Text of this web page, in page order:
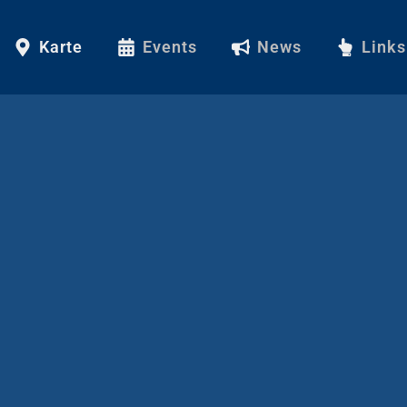
Karte Events News Links